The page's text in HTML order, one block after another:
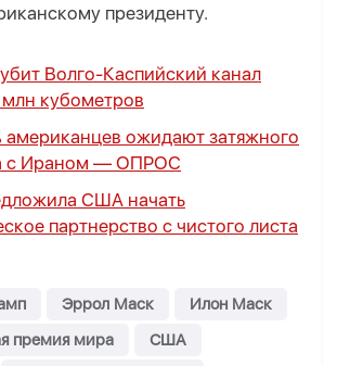
президенту.
Волго-Каспийский канал
млн кубометров
американцев ожидают затяжного
с Ираном — ОПРОС
США начать
партнерство с чистого листа
Эррол Маск
Илон Маск
премия мира
США